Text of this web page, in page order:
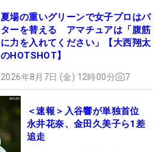
夏場の重いグリーンで女子プロはパ
ターを替える アマチュアは「腹筋
に力を入れてください」【大西翔太
のHOTSHOT】
2026年8月7日 (金) 12時00分 7
＜速報＞入谷響が単独首位
永井花奈、金田久美子ら1差
追走